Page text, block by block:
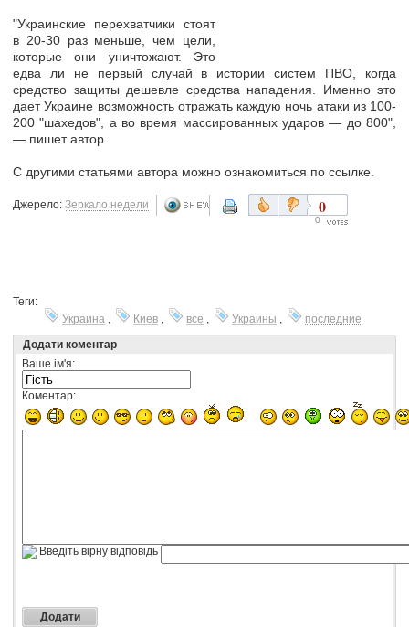
"Украинские перехватчики стоят
в 20-30 раз меньше, чем цели,
которые они уничтожают. Это
едва ли не первый случай в истории систем ПВО, когда
средство защиты дешевле средства нападения. Именно это
дает Украине возможность отражать каждую ночь атаки из 100-
200 "шахедов", а во время массированных ударов — до 800",
— пишет автор.
С другими статьями автора можно ознакомиться по ссылке.
Джерело: Зеркало недели 0
0
Теги:
Украина
Киев все Украины
последние
Додати коментар
Ваше ім'я:
Коментар:
Введіть вірну відповідь